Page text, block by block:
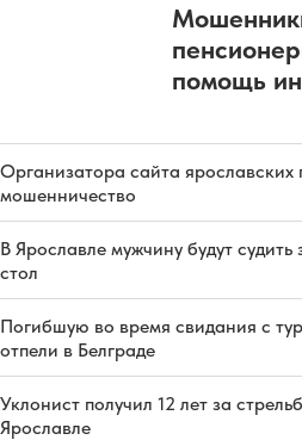
помощь
Организатора сайта ярославских
мошенничество
В Ярославле мужчину будут
стол
Погибшую во время свидания с
отпели в Белграде
Уклонист получил 12 лет за
Ярославле